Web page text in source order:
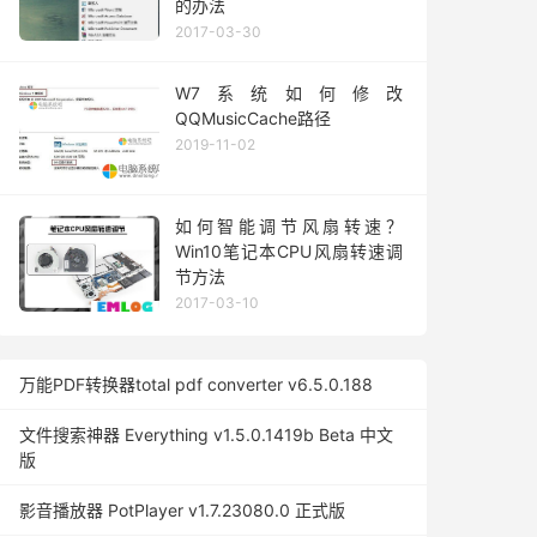
的办法
2017-03-30
W7系统如何修改
QQMusicCache路径
2019-11-02
如何智能调节风扇转速？
Win10笔记本CPU风扇转速调
节方法
2017-03-10
万能PDF转换器total pdf converter v6.5.0.188
文件搜索神器 Everything v1.5.0.1419b Beta 中文
版
影音播放器 PotPlayer v1.7.23080.0 正式版